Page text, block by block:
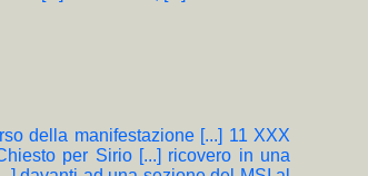
della manifestazione [...] 11 XXX
per Sirio [...] ricovero in una